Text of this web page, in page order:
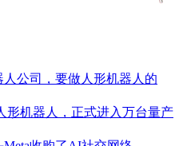
公司，要做人形机器人的
形机器人，正式进入万台量产